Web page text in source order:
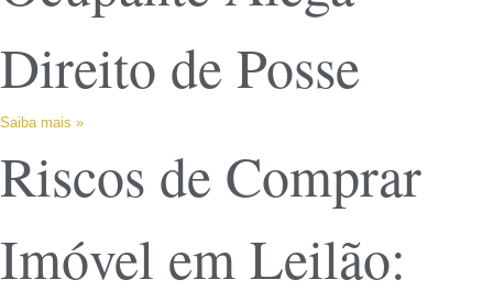
Direito de Posse
Saiba mais »
Riscos de Comprar
Imóvel em Leilão: